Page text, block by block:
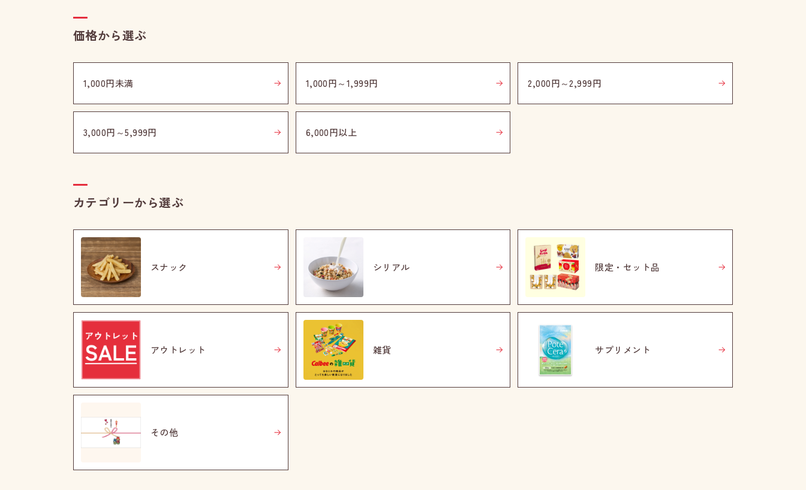
価格から選ぶ
1,000円未満 1,000円～1,999円 2,000円～2,999円
3,000円～5,999円 6,000円以上
カテゴリーから選ぶ
スナック シリアル 限定・セット品
アウトレット 雑貨 サプリメント
その他